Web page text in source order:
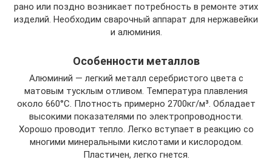
рано или поздно возникает потребность в ремонте этих
изделий. Необходим сварочный аппарат для нержавейки
и алюминия.
Особенности металлов
Алюминий — легкий металл серебристого цвета с
матовым тусклым отливом. Температура плавления
около 660°C. Плотность примерно 2700кг/м³. Обладает
высокими показателями по электропроводности.
Хорошо проводит тепло. Легко вступает в реакцию со
многими минеральными кислотами и кислородом.
Пластичен, легко гнется.